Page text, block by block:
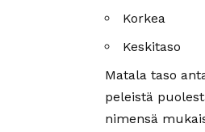
Korkea
Keskitaso
Matala taso
peleistä
nimensä